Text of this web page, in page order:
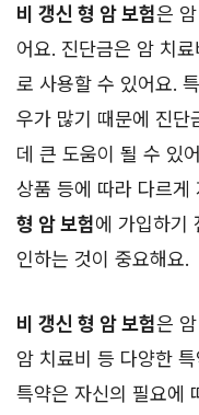
비 갱신 형 암 보험은
어요. 진단금은 암 치
로 사용할 수 있어요.
우가 많기 때문에 진단
데 큰 도움이 될 수 있
상품 등에 따라 다르게
형 암 보험에 가입하기
인하는 것이 중요해요.
비 갱신 형 암 보험은
암 치료비 등 다양한
특약은 자신의 필요에